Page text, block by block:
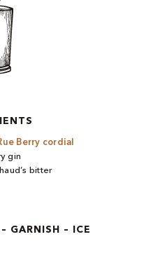
Berry cordial
gin
bitter
GARNISH – ICE